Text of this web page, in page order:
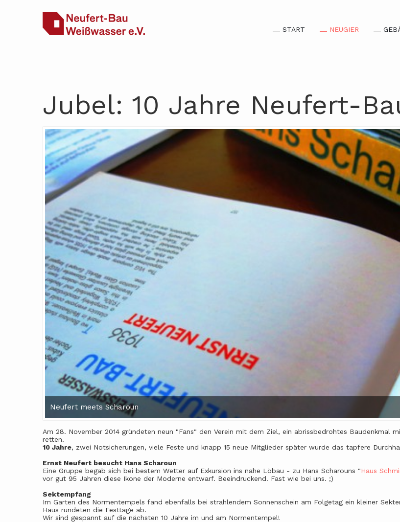
START NEUGIER
Jubel: 10 Jahre Neufert-
Neufert meets Scharoun
Am 28. November 2014 gründeten neun "Fans" den Verein mit dem Ziel, ein abrissbedrohtes Baudenkmal
retten.
10 Jahre, zwei Notsicherungen, viele Feste und knapp 15 neue Mitglieder später wurde das tapfere
Ernst Neufert besucht Hans Scharoun
Eine Gruppe begab sich bei bestem Wetter auf Exkursion ins nahe Löbau - zu Hans Scharouns "Haus
vor gut 95 Jahren diese Ikone der Moderne entwarf. Beeindruckend. Fast wie bei uns. ;)
Sektempfang
Im Garten des Normentempels fand ebenfalls bei strahlendem Sonnenschein am Folgetag ein kleiner
Haus rundeten die Festtage ab.
Wir sind gespannt auf die nächsten 10 Jahre im und am Normentempel!